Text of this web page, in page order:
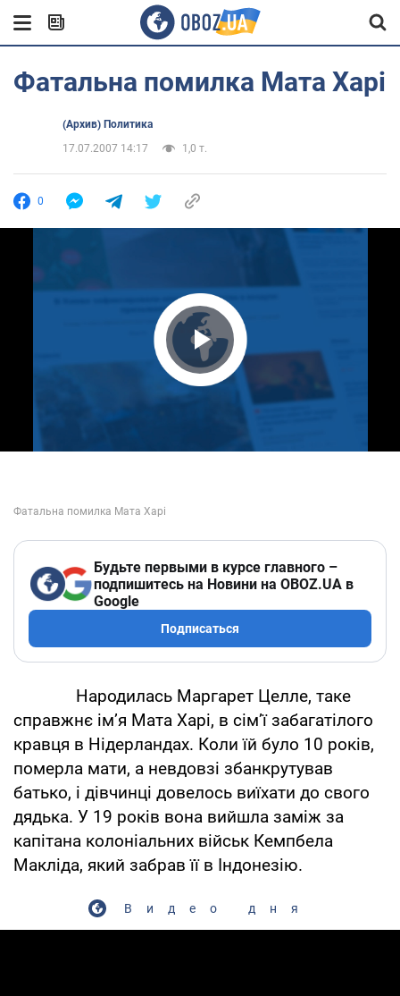
Фатальна помилка Мата Харі
(Архив) Политика
17.07.2007 14:17
1,0 т.
0
Play Video
Будьте первыми в курсе главного –
подпишитесь на Новини на OBOZ.UA в
Google
Подписаться
Народилась Маргарет Целле, таке
справжнє ім’я Мата Харі, в сім’ї забагатілого
кравця в Нідерландах. Коли їй було 10 років,
померла мати, а невдовзі збанкрутував
батько, і дівчинці довелось виїхати до свого
дядька. У 19 років вона вийшла заміж за
капітана колоніальних військ Кемпбела
Макліда, який забрав її в Індонезію.
Видео дня